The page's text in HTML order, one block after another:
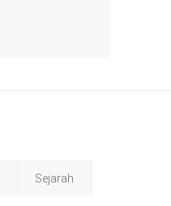
Sejarah